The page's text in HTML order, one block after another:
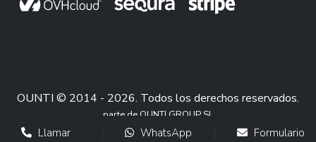
Llamar WhatsApp Formulario
OUNTI © 2014 - 2026. Todos los derechos reservados.
parte de OUNTI GROUP SL